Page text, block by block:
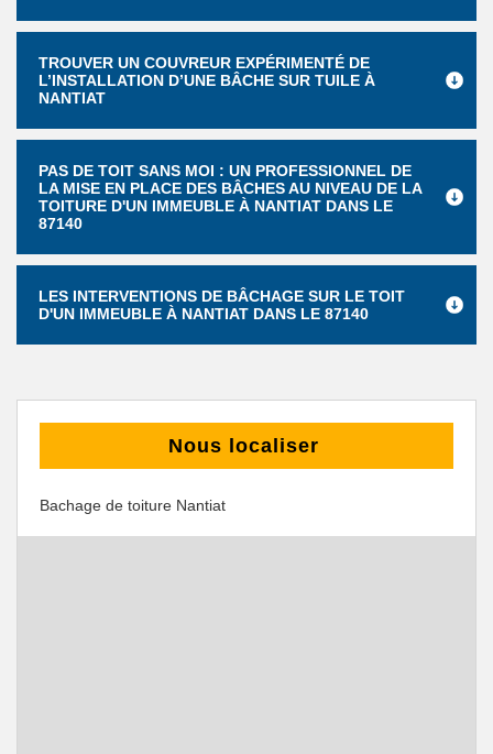
TROUVER UN COUVREUR EXPÉRIMENTÉ DE
L’INSTALLATION D’UNE BÂCHE SUR TUILE À
NANTIAT
PAS DE TOIT SANS MOI : UN PROFESSIONNEL DE
LA MISE EN PLACE DES BÂCHES AU NIVEAU DE LA
TOITURE D'UN IMMEUBLE À NANTIAT DANS LE
87140
LES INTERVENTIONS DE BÂCHAGE SUR LE TOIT
D'UN IMMEUBLE À NANTIAT DANS LE 87140
Nous localiser
Bachage de toiture Nantiat